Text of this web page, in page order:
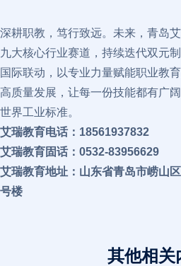
深耕职教，笃行致远。未来，青岛
九大核心行业赛道，持续迭代双元
国际联动，以专业力量赋能职业教
高质量发展，让每一份技能都有广
世界工业标准。
艾瑞教育电话：18561937832
艾瑞教育固话：0532-83956629
艾瑞教育地址：山东省青岛市崂山
号楼
其他相关